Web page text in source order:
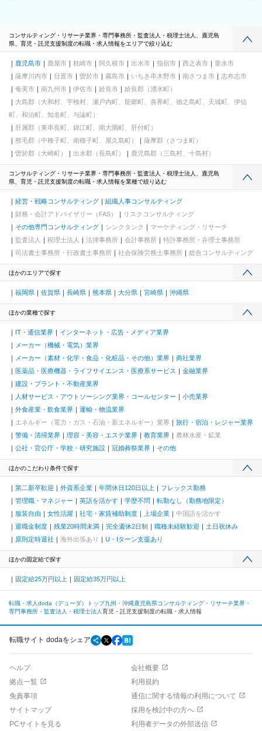
コンサルティング・リサーチ業界・専門事務所・監査法人・税理士法人、鹿児島
県、育児・託児支援制度の転職・求人情報をエリアで絞り込む
鹿児島市 鹿屋市 枕崎市 阿久根市 出水市 指宿市 西之表市
垂水市
薩摩川内市
日置市 曽於市 霧島市 いちき串木野市 南さつま市
志布志市
奄美市
南九州市 伊佐市 姶良市
姶良郡（湧水町）
大島郡（大和村、宇検村、瀬戸内町、龍郷町、喜界町、徳之島町、天城町、伊仙
町、和泊町、知名町、与論町）
肝属郡（東串良町、錦江町、南大隅町、肝付町）
熊毛郡（中種子町、南種子町、屋久島町）
薩摩郡（さつま町）
曽於郡（大崎町）
出水郡（長島町） 鹿児島郡（三島村、十島村）
コンサルティング・リサーチ業界・専門事務所・監査法人・税理士法人、鹿児島
県、育児・託児支援制度の転職・求人情報を業種で絞り込む
経営・戦略コンサルティング
組織人事コンサルティング
財務・会計アドバイザリー（FAS）
リスクコンサルティング
その他専門コンサルティング
シンクタンク
マーケティング・リサーチ
監査法人
税理士法人 法律事務所 会計事務所
特許事務所・弁理士事務所
司法書士事務所・行政書士事務所
社会保険労務士事務所 総合コンサルティング
ほかのエリアで探す
福岡県 佐賀県 長崎県 熊本県 大分県 宮崎県 沖縄県
ほかの業種で探す
IT・通信業界
インターネット・広告・メディア業界
メーカー（機械・電気）業界
メーカー（素材・化学・食品・化粧品・その他）業界
商社業界
医薬品・医療機器・ライフサイエンス・医療系サービス
金融業界
建設・プラント・不動産業界
人材サービス・アウトソーシング業界・コールセンター
小売業界
外食産業・飲食業界
運輸・物流業界
エネルギー（電力・ガス・石油・新エネルギー）業界
旅行・宿泊・レジャー業界
警備・清掃業界
理容・美容・エステ業界 教育業界
農林水産・鉱業
公社・官公庁・学校・研究施設
冠婚葬祭業界 その他
ほかのこだわり条件で探す
第二新卒歓迎 外資系企業 年間休日120日以上
フレックス勤務
管理職・マネジャー
英語を活かす 学歴不問
転勤なし（勤務地限定）
服装自由
女性活躍 社宅・家賃補助制度 上場企業
中国語を活かす
退職金制度
残業20時間未満 完全週休2日制 職種未経験歓迎
土日祝休み
原則定時退社
海外出張あり U・Iターン支援あり
ほかの固定給で探す
固定給25万円以上 固定給35万円以上
転職・求人doda（デューダ）トップ九州・沖縄鹿児島県コンサルティング・リサーチ業界・
専門事務所・監査法人・税理士法人育児・託児支援制度の転職・求人情報
転職サイト dodaをシェア
ヘルプ
会社概要
拠点一覧
利用規約
免責事項
通信に関する情報の利用について
サイトマップ
採用を検討中の方へ
PCサイトを見る
利用者データの外部送信